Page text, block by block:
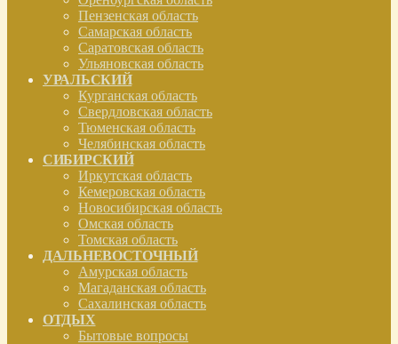
Пензенская область
Самарская область
Саратовская область
Ульяновская область
УРАЛЬСКИЙ
Курганская область
Свердловская область
Тюменская область
Челябинская область
СИБИРСКИЙ
Иркутская область
Кемеровская область
Новосибирская область
Омская область
Томская область
ДАЛЬНЕВОСТОЧНЫЙ
Амурская область
Магаданская область
Сахалинская область
ОТДЫХ
Бытовые вопросы